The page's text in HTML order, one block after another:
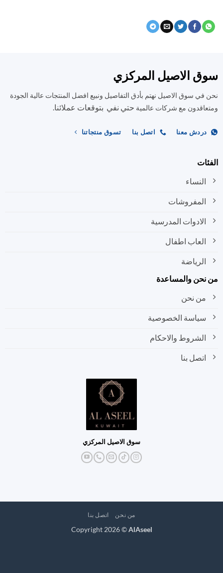
الاصيل المركزي
سوق الاصيل نهتم بأدق التفاصيل ونبيع افضل المنتجات عالية الجودة
مع شركات عالميةحتي نفي بتوقعات عملائنا.
دردش معنا اتصل بنا تسوق منتجاتنا
النساء
المفروشات
الادوات المدرسية
العاب اطفال
الرياضة
والمساعدة
من نحن
سياسة الخصوصية
الشروط والاحكام
اتصل بنا
سوق الاصيل المركزي
من نحن اتصل بنا
Copyright 2026 ©AlAseel